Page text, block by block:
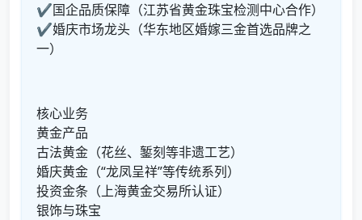
✔国企品质保障（江苏省黄金珠宝检测中心合作）
✔婚庆市场龙头（华东地区婚嫁三金首选品牌之
一）
核心业务
黄金产品
古法黄金（花丝、錾刻等非遗工艺）
婚庆黄金（“龙凤呈祥”等传统系列）
投资金条（上海黄金交易所认证）
银饰与珠宝